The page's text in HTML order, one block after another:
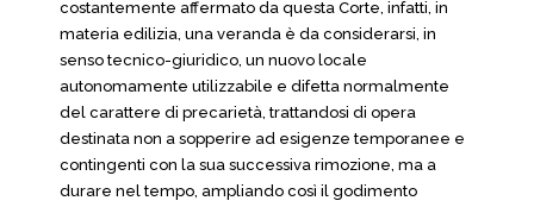
costantemente affermato da questa Corte, infatti, in
materia edilizia, una veranda è da considerarsi, in
senso tecnico-giuridico, un nuovo locale
autonomamente utilizzabile e difetta normalmente
del carattere di precarietà, trattandosi di opera
destinata non a sopperire ad esigenze temporanee e
contingenti con la sua successiva rimozione, ma a
durare nel tempo, ampliando così il godimento